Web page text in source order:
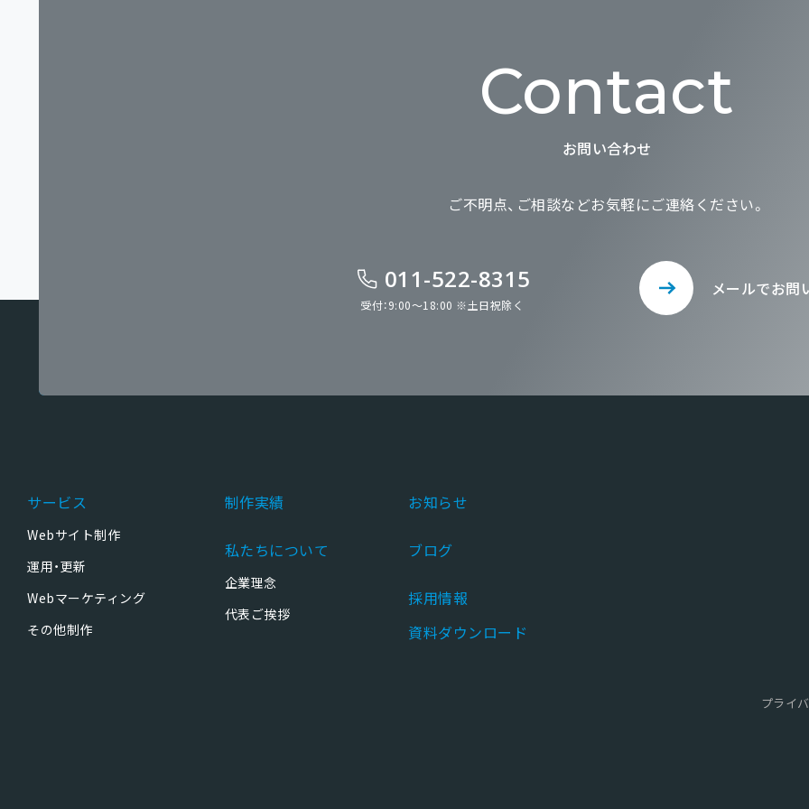
Contact
お問い合わせ
ご不明点、ご相談などお気軽にご連絡ください。
011-522-8315
受付：9:00～18:00 ※土日祝除く
メールでお問
サービス
Webサイト制作
運用・更新
Webマーケティング
その他制作
制作実績
私たちについて
企業理念
代表ご挨拶
お知らせ
ブログ
採用情報
資料ダウンロード
プライ